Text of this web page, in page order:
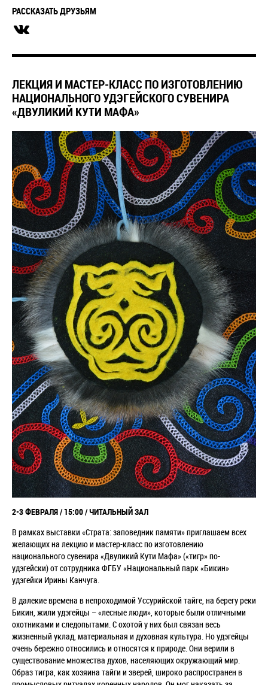
РАССКАЗАТЬ ДРУЗЬЯМ
ЛЕКЦИЯ И МАСТЕР-КЛАСС ПО ИЗГОТОВЛЕНИЮ
НАЦИОНАЛЬНОГО УДЭГЕЙСКОГО СУВЕНИРА
«ДВУЛИКИЙ КУТИ МАФА»
2-3 ФЕВРАЛЯ / 15:00 / ЧИТАЛЬНЫЙ ЗАЛ
В рамках выставки «Страта: заповедник памяти» приглашаем всех
желающих на лекцию и мастер-класс по изготовлению
национального сувенира «Двуликий Кути Мафа» («тигр» по-
удэгейски) от сотрудника ФГБУ «Национальный парк «Бикин»
удэгейки Ирины Канчуга.
В далекие времена в непроходимой Уссурийской тайге, на берегу реки
Бикин, жили удэгейцы – «лесные люди», которые были отличными
охотниками и следопытами. С охотой у них был связан весь
жизненный уклад, материальная и духовная культура. Но удэгейцы
очень бережно относились и относятся к природе. Они верили в
существование множества духов, населяющих окружающий мир.
Образ тигра, как хозяина тайги и зверей, широко распространен в